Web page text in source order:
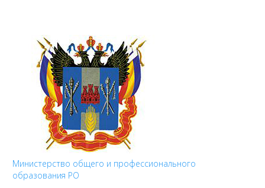
Министерство общего и профессионального
образования РО